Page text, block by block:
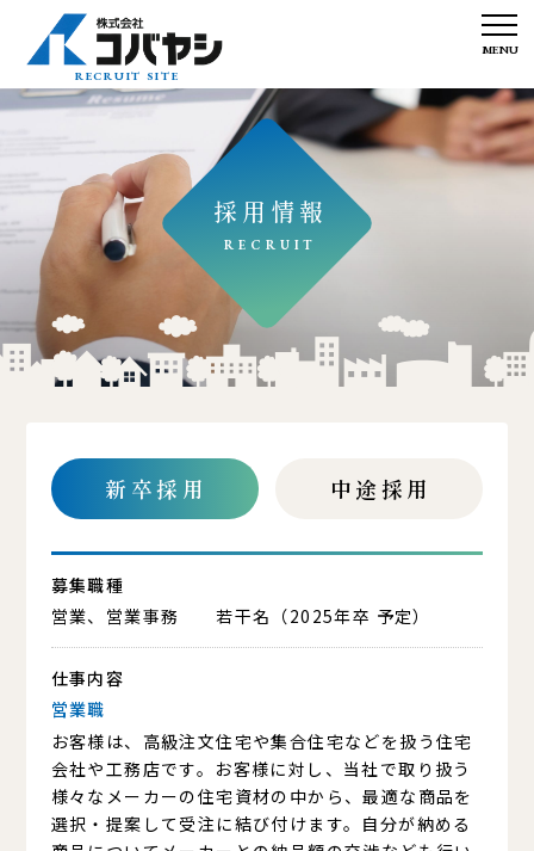
RECRUIT SITE
採用情報
RECRUIT
新卒採用 中途採用
募集職種
営業、営業事務 若干名（2025年卒 予定）
仕事内容
営業職
お客様は、高級注文住宅や集合住宅などを扱う住宅
会社や工務店です。お客様に対し、当社で取り扱う
様々なメーカーの住宅資材の中から、最適な商品を
選択・提案して受注に結び付けます。自分が納める